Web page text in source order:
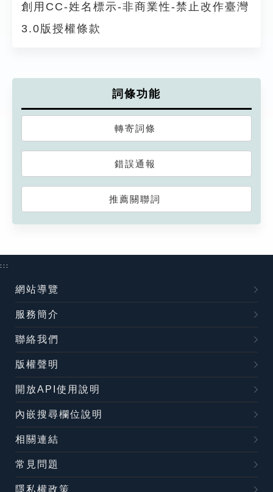
創用CC-姓名標示-非商業性-禁止改作臺灣
3.0版授權條款
詞條功能
轉寄詞條
錯誤通報
推薦關聯詞
:::
網站導覽
服務簡介
聯絡我們
版權聲明
開放API使用說明
內嵌搜尋欄位說明
相關連結
常見問題
隱私權政策